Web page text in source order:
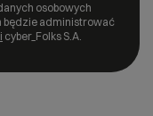
osobowych
będzie administrować
cyber_Folks S.A.